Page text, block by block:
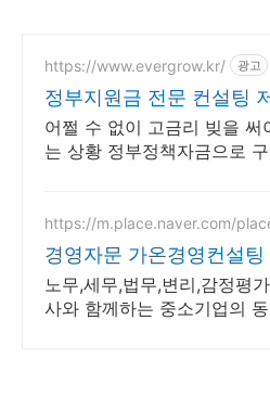
https://www.evergrow.kr/ 광고
정부지원금 전문 컨설팅
리 정책자금 지금 신청
어쩔 수 없이 고금리 빚을 써
는 상황 정부정책자금으로 구
합니다 !
https://m.place.naver.com/
경영자문 가온경영컨설팅
노무,세무,법무,변리,감정평
사와 함께하는 중소기업의